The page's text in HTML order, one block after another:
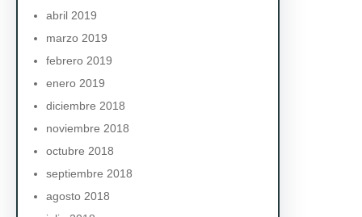
abril 2019
marzo 2019
febrero 2019
enero 2019
diciembre 2018
noviembre 2018
octubre 2018
septiembre 2018
agosto 2018